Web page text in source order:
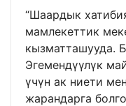
“Шаардык
мамлекеттик
кызматташууда.
Эгемендүүлүк
үчүн ак ниети
жарандарга